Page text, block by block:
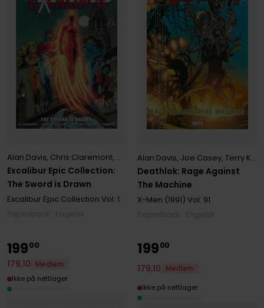
Excalibur Epic Collection:
The Sword is Drawn
Alan Davis, Chris Claremont, Michael Higgins
Excalibur Epic Collection Vol. 1
Deathlok: Rage Against
The Machine
Alan Davis, Joe Casey,Terry Kavanagh
X-Men (1991) Vol. 91
19900
179,10
Medlem
Ikke på nettlager
19900
179,10 Medlem
Ikke på nettlager